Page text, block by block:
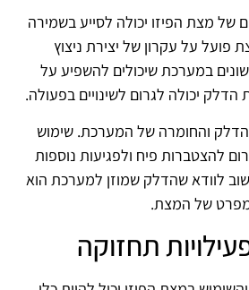
של מצת הפיזו יכולה לסייע בשמירה
פועל על עקרון של יצירת ניצוץ
במערכת שיכולים להשפיע על
יכולה לגרום לשינויים בפעולה.
הדלק והחומרה של המערכת. שימוש
להצטברות פיח ולפגיעות נוספות
לוודא שהדלק שמוזן למערכת הוא
של המצת.
תחזוקה